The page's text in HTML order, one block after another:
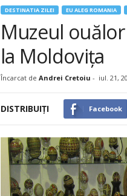
DESTINATIA ZILEI EU ALEG ROMANIA
Muzeul
la Moldoviţa
Încarcat de Andrei Cretoiu - iul. 21,
DISTRIBUIȚI Facebook